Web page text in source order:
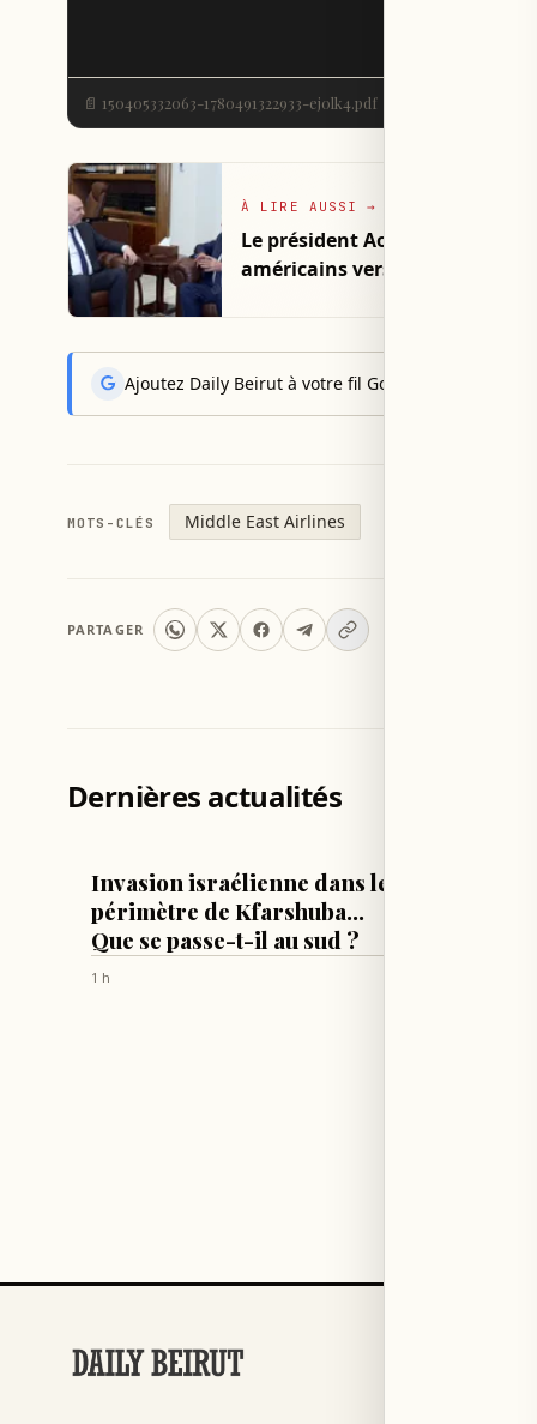
📄 150405332063-1780491322933-ej0lk4.pdf
À LIRE AUSSI →
Le président Aoun a discuté
américains vers Beyrouth
Ajoutez Daily Beirut à votre fil Google News pour
MOTS-CLÉS Middle East Airlines
PARTAGER
Dernières actualités
Invasion israélienne dans le
périmètre de Kfarshuba...
Que se passe-t-il au sud ?
1 h